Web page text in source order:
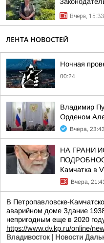
Вчера, 15:33
ЛЕНТА НОВОСТЕЙ
Ночная
00:24
Владимир
Орденом
Вчера, 23:43
НА ГРАНИ
Камчатка в
Вчера,
В Петропавловске-
аварийном доме Здание
непригодным еще в 2020
https://www.dv.kp.ru/online/
Владивосток | Новости